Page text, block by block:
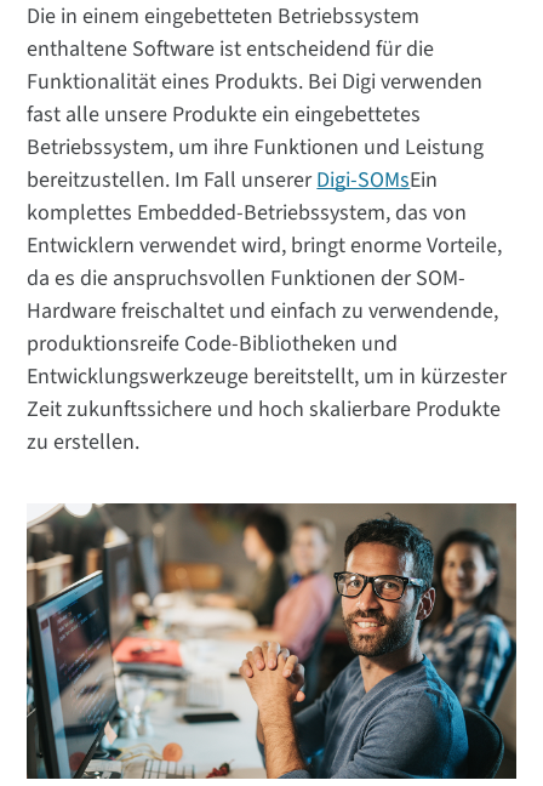
Die in einem eingebetteten Betriebssystem
enthaltene Software ist entscheidend für die
Funktionalität eines Produkts. Bei Digi verwenden
fast alle unsere Produkte ein eingebettetes
Betriebssystem, um ihre Funktionen und Leistung
bereitzustellen. Im Fall unsererDigi-SOMsEin
komplettes Embedded-Betriebssystem, das von
Entwicklern verwendet wird, bringt enorme Vorteile,
da es die anspruchsvollen Funktionen der SOM-
Hardware freischaltet und einfach zu verwendende,
produktionsreife Code-Bibliotheken und
Entwicklungswerkzeuge bereitstellt, um in kürzester
Zeit zukunftssichere und hoch skalierbare Produkte
zu erstellen.